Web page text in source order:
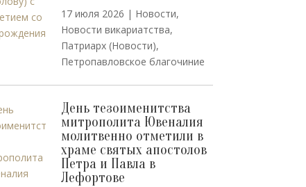
17 июля 2026 | Новости,
Новости викариатства,
Патриарх (Новости),
Петропавловское благочиние
День тезоименитства
митрополита Ювеналия
молитвенно отметили в
храме святых апостолов
Петра и Павла в
Лефортове